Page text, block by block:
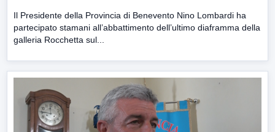
Il Presidente della Provincia di Benevento Nino Lombardi ha
partecipato stamani all’abbattimento dell’ultimo diaframma della
galleria Rocchetta sul...